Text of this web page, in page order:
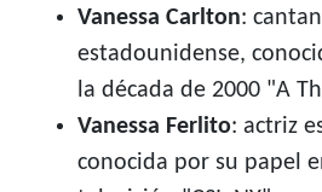
Vanessa Carlton:
estadounidense,
la década de 2000 "A
Vanessa Ferlito: actriz
conocida por su papel